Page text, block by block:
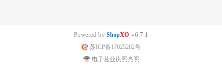
Powered by ShopXO v6.7.1
苏ICP备17025202号
电子营业执照亮照